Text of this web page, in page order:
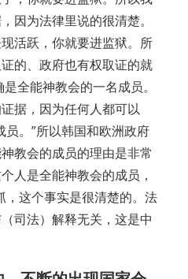
因为法律里说的很清楚。
活跃，你就要进监狱。所
的、政府也有权取证的就
全能神教会的一名成员。
据，因为任何人都可以
员。”所以韩国和欧洲政府
教会的成员的理由是非常
人是全能神教会的成员，
这个事实是很清楚的。法
司法）解释无关，这是中